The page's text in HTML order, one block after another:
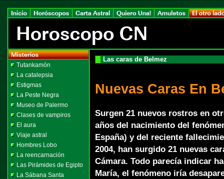
Tutankamón
La catalepsia
Estigmas
La Peste Negra
Museo de Palermo
Clases de vampiros
El aura
Viaje astral
Hombres Lobo
La reencarnación
Las Pirámides de Egipto
La Sábana Santa
Las caras de Belmez
Nuevas Caras En
Surgen 21 nuevos rostros en
años del nacimiento del
España) y del reciente
2004, han surgido 21 nuevas
Cámara. Todo parecía indicar
María, el fenómeno iría